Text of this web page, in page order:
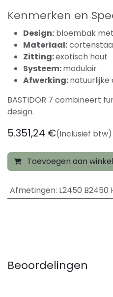
Kenmerken en
Design: bloembak
Materiaal:
Zitting:exotisch hout
Systeem:modulair
Afwerking:
BASTIDOR 7 combineert
design.
5.351,24 €(Inclusief btw)
Toevoegen aan
Afmetingen: L2450 B2450
Beoordelingen